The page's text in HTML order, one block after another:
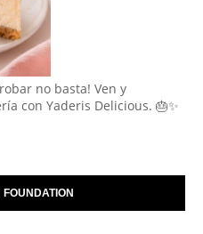
no basta! Ven y
con Yaderis Delicious. 🎂✨